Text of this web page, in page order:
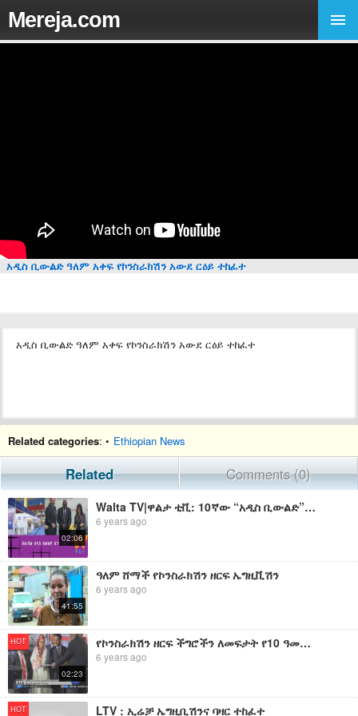
Mereja.com
አዲስ ቢውልድ ዓለም አቀፍ የኮንስራክሽን አውደ ርዕይ ተከፈተ
አዲስ ቢውልድ ዓለም አቀፍ የኮንስራክሽን አውደ ርዕይ ተከፈተ
Related categories: • Ethiopian News
Related Comments (0)
02:06
Walta TV|ዋልታ ቲቪ: 10ኛው “አዲስ ቢውልድ” አውደርዕይ ተጀመረ
6 years ago
41:55
ዓለም ሸማች የኮንስራክሽን ዘርፍ ኤግዚቪሽን
6 years ago
HOT
02:23
የኮንስራክሽን ዘርፍ ችግሮችን ለመፍታት የ10 ዓመት ፍኖተ ካርታ እየተዘጋጀ ነው | EBC
6 years ago
HOT LTV : ኢሬቻ ኤግዚቢሽንና ባዛር ተከፈተ